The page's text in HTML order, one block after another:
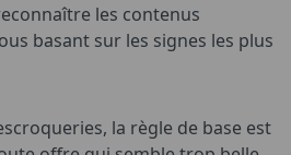
les contenus
basant sur les signes les plus
la règle de base est